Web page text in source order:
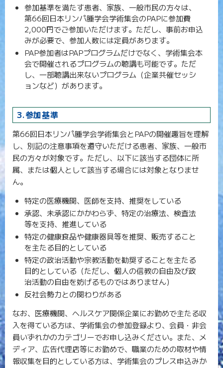
参加基準を満たす患者、家族、一般市民の方々は、
第66回日本リンパ腫学会学術集会のPAPに参加費
2,000円でご参加いただけます。ただし、事前お申込
みが必要で、参加人数には定員があります。
PAP参加者はPAPプログラムだけでなく、学術集会本
会で開催されるプログラムの聴講も可能です。ただ
し、一部聴講出来ないプログラム（企業共催セッシ
ョンなど）があります。
3.参加基準
第66回日本リンパ腫学会学術集会とPAPの開催趣旨を理解
し、別記の注意事項を遵守いただける患者、家族、一般市
民の方々が対象です。ただし、以下に該当する団体に所
属、または個人として該当する場合には対象となりませ
ん。
特定の医療機関、医師を支持、推奨をしている
承認、未承認にかかわらず、特定の治療法、検査法
等を支持、推進している
特定の健康食品や健康器具等を推奨、販売すること
を主たる目的としている
特定の政治活動や宗教活動を勧奨することを主たる
目的としている（ただし、個人の信教の自由及び政
治活動の自由を妨げるものではありません）
反社会勢力との関わりがある
なお、医療機関、ヘルスケア関係企業にお勤めで主たる収
入を得ている方は、学術集会の参加登録より、会員・非会
員いずれかのカテゴリーでお申し込みください。また、メ
ディア、広告代理店等にお勤めで、職業のための取材や情
報収集を目的としている方は、学術集会のプレス申込みか